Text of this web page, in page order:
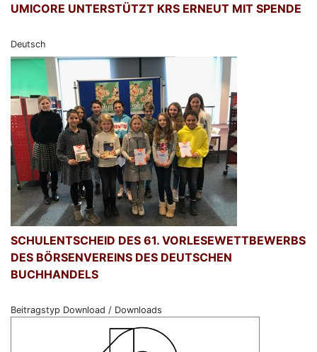
UMICORE UNTERSTÜTZT KRS ERNEUT MIT SPENDE
Deutsch
SCHULENTSCHEID DES 61. VORLESEWETTBEWERBS
DES BÖRSENVEREINS DES DEUTSCHEN
BUCHHANDELS
Beitragstyp Download / Downloads